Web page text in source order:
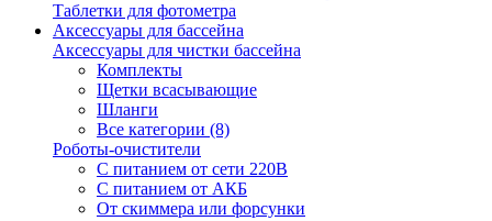
Таблетки для фотометра
Аксессуары для бассейна
Аксессуары для чистки бассейна
Комплекты
Щетки всасывающие
Шланги
Все категории (8)
Роботы-очистители
С питанием от сети 220В
С питанием от АКБ
От скиммера или форсунки